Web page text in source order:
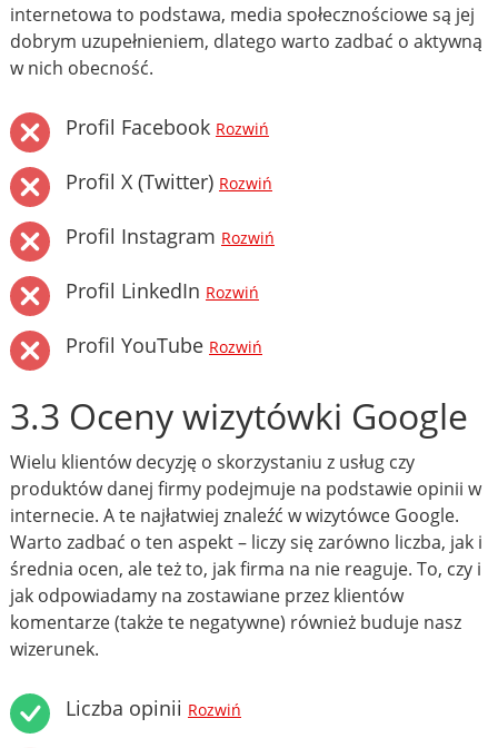
internetowa to podstawa, media społecznościowe są jej
dobrym uzupełnieniem, dlatego warto zadbać o aktywną
w nich obecność.
Profil Facebook Rozwiń
Profil X (Twitter) Rozwiń
Profil Instagram Rozwiń
Profil LinkedIn Rozwiń
Profil YouTube Rozwiń
3.3 Oceny wizytówki Google
Wielu klientów decyzję o skorzystaniu z usług czy
produktów danej firmy podejmuje na podstawie opinii w
internecie. A te najłatwiej znaleźć w wizytówce Google.
Warto zadbać o ten aspekt – liczy się zarówno liczba, jak i
średnia ocen, ale też to, jak firma na nie reaguje. To, czy i
jak odpowiadamy na zostawiane przez klientów
komentarze (także te negatywne) również buduje nasz
wizerunek.
Liczba opinii Rozwiń